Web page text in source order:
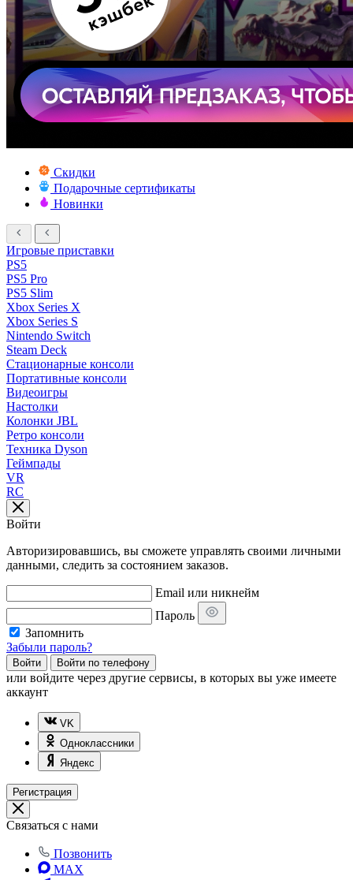
Скидки
Подарочные сертификаты
Новинки
Игровые приставки
PS5
PS5 Pro
PS5 Slim
Xbox Series X
Xbox Series S
Nintendo Switch
Steam Deck
Стационарные консоли
Портативные консоли
Видеоигры
Настолки
Колонки JBL
Ретро консоли
Техника Dyson
Геймпады
VR
RC
Войти
Авторизировавшись, вы сможете управлять своими личными
данными, следить за состоянием заказов.
Email или никнейм
Пароль
Запомнить
Забыли пароль?
Войти Войти по телефону
или войдите через другие сервисы, в которых вы уже имеете
аккаунт
VK
Одноклассники
Яндекс
Регистрация
Связаться с нами
Позвонить
MAX